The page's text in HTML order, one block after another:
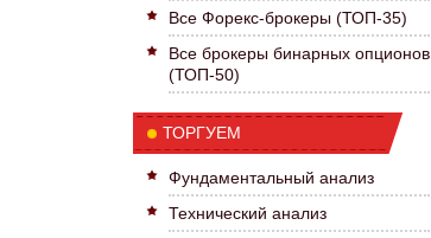
Все Форекс-брокеры (ТОП-35)
Все брокеры бинарных опционов
(ТОП-50)
ТОРГУЕМ
Фундаментальный анализ
Технический анализ